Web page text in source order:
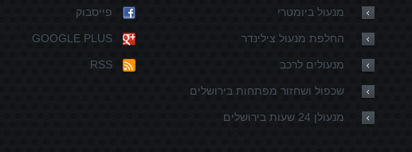
מנעול ביומטרי
החלפת מנעול צילינדר
מנעולים לרכב
שכפול ושחזור מפתחות בירושלים
מנעולן 24 שעות בירושלים
פייסבוק
GOOGLE PLUS
RSS